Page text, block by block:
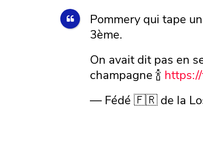
Pommery qui tape
3ème.
On avait dit pas en
champagne 🍾
— Fédé 🇫🇷 de la